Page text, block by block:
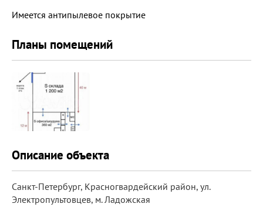
Имеется антипылевое покрытие
Планы помещений
Описание объекта
Санкт-Петербург, Красногвардейский район, ул.
Электропультовцев, м. Ладожская